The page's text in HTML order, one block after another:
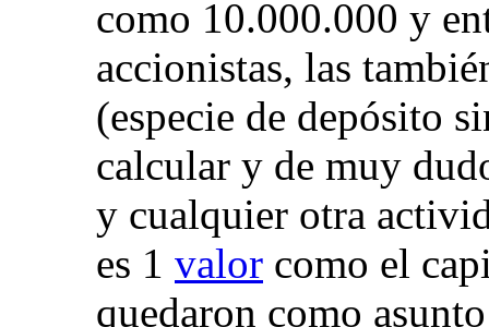
como 10.000.000 y
accionistas, las
(especie de depósito
calcular y de muy
y cualquier otra
es 1 valor como el
quedaron como